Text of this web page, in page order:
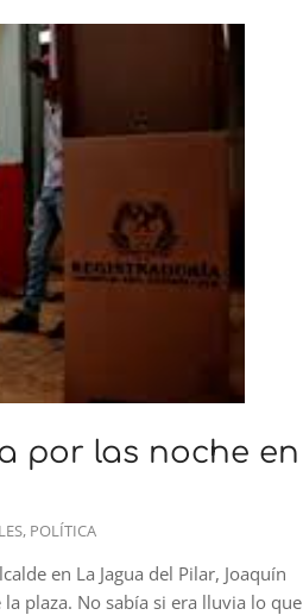
por las noche en
, POLÍTICA
en La Jagua del Pilar, Joaquín
plaza. No sabía si era lluvia lo que